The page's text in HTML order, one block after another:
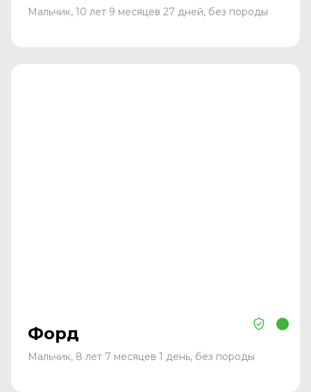
Мальчик, 10 лет 9 месяцев 27 дней, без породы
Форд
Мальчик, 8 лет 7 месяцев 1 день, без породы